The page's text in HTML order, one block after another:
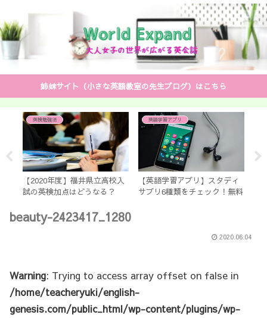
姉妹サイト（小さな英語教室の先生ブログ）はこちら
す
英検勉強法
【2020年度】福井県立高校入
試の英検加点はどうなる？
英語学習アプリ
【英語学習アプリ】スタディ
サプリ6種類をチェック！無料
beauty-2423417_1280
2020.06.04
Warning: Trying to access array offset on false in
/home/teacheryuki/english-
genesis.com/public_html/wp-content/plugins/wp-